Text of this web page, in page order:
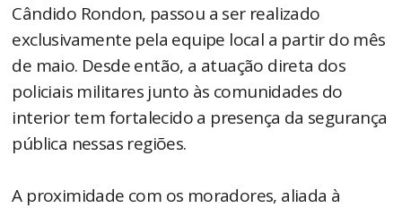
Cândido Rondon, passou a ser realizado
exclusivamente pela equipe local a partir do mês
de maio. Desde então, a atuação direta dos
policiais militares junto às comunidades do
interior tem fortalecido a presença da segurança
pública nessas regiões.
A proximidade com os moradores, aliada à